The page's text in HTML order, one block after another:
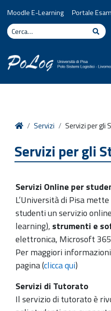
Moodle E-Learning Portale
Cerca
HomeServizi Servizi per gli
Servizi per gli
Servizi Online per
L’Università di Pisa
studenti un servizio
learning), strumenti e
elettronica, Microsoft
Per maggiori
pagina (clicca qui)
Servizi di Tutorato
Il servizio di tutorato è